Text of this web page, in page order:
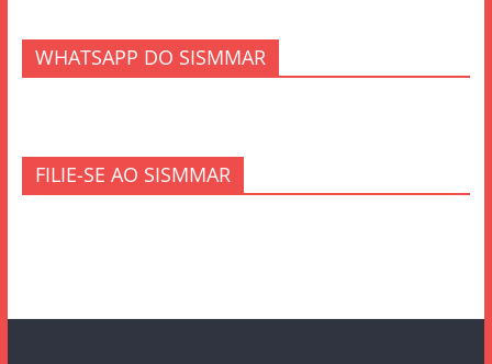
WHATSAPP DO SISMMAR
FILIE-SE AO SISMMAR